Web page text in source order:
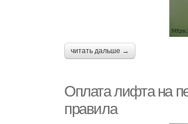
читать дальше →
Оплата лифта на
правила